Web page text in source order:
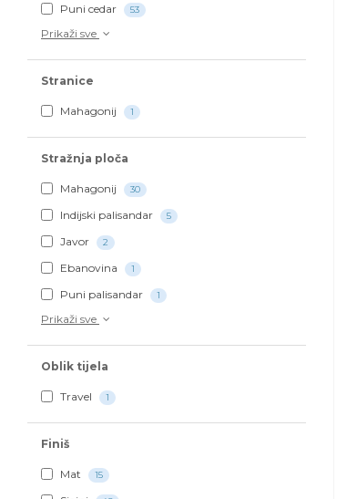
Puni cedar 53
Prikaži sve
Stranice
Mahagonij 1
Stražnja ploča
Mahagonij 30
Indijski palisandar 5
Javor 2
Ebanovina 1
Puni palisandar 1
Prikaži sve
Oblik tijela
Travel 1
Finiš
Mat 15